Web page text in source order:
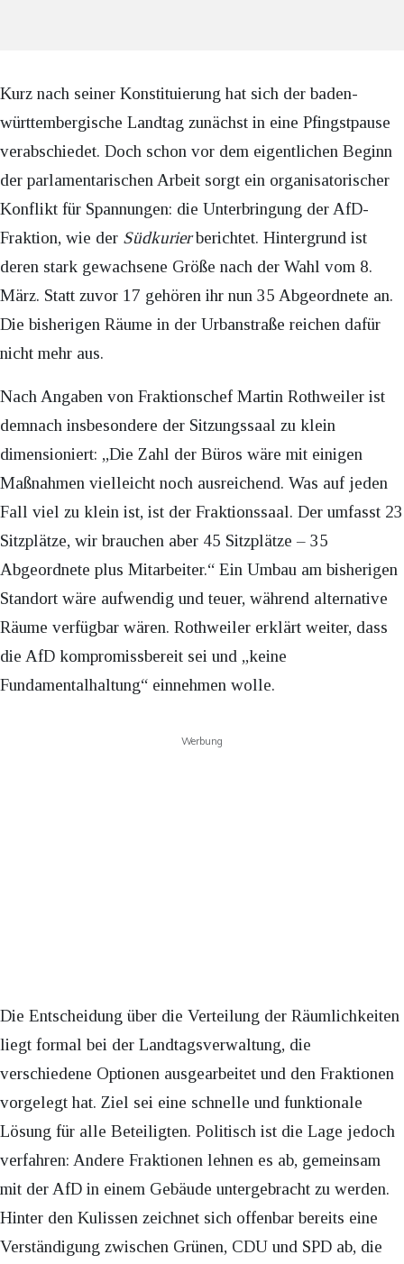
Kurz nach seiner Konstituierung hat sich der baden-
württembergische Landtag zunächst in eine Pfingstpause
verabschiedet. Doch schon vor dem eigentlichen Beginn
der parlamentarischen Arbeit sorgt ein organisatorischer
Konflikt für Spannungen: die Unterbringung der AfD-
Fraktion, wie der Südkurierberichtet. Hintergrund ist
deren stark gewachsene Größe nach der Wahl vom 8.
März. Statt zuvor 17 gehören ihr nun 35 Abgeordnete an.
Die bisherigen Räume in der Urbanstraße reichen dafür
nicht mehr aus.
Nach Angaben von Fraktionschef Martin Rothweiler ist
demnach insbesondere der Sitzungssaal zu klein
dimensioniert: „Die Zahl der Büros wäre mit einigen
Maßnahmen vielleicht noch ausreichend. Was auf jeden
Fall viel zu klein ist, ist der Fraktionssaal. Der umfasst 23
Sitzplätze, wir brauchen aber 45 Sitzplätze – 35
Abgeordnete plus Mitarbeiter.“ Ein Umbau am bisherigen
Standort wäre aufwendig und teuer, während alternative
Räume verfügbar wären. Rothweiler erklärt weiter, dass
die AfD kompromissbereit sei und „keine
Fundamentalhaltung“ einnehmen wolle.
Werbung
Die Entscheidung über die Verteilung der Räumlichkeiten
liegt formal bei der Landtagsverwaltung, die
verschiedene Optionen ausgearbeitet und den Fraktionen
vorgelegt hat. Ziel sei eine schnelle und funktionale
Lösung für alle Beteiligten. Politisch ist die Lage jedoch
verfahren: Andere Fraktionen lehnen es ab, gemeinsam
mit der AfD in einem Gebäude untergebracht zu werden.
Hinter den Kulissen zeichnet sich offenbar bereits eine
Verständigung zwischen Grünen, CDU und SPD ab, die